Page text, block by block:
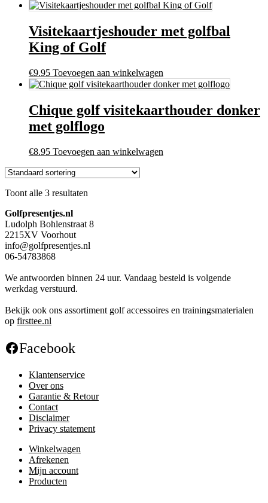
Visitekaartjeshouder met golfbal
King of Golf
€9.95 Toevoegen aan winkelwagen
Chique golf visitekaarthouder donker
met golflogo
€8.95 Toevoegen aan winkelwagen
Toont alle 3 resultaten
Golfpresentjes.nl
Ludolph Bohlenstraat 8
2215XV Voorhout
info@golfpresentjes.nl
06-54783868
We antwoorden binnen 24 uur. Vandaag besteld is volgende
werkdag verstuurd.
Bekijk ook ons assortiment golf accessoires en trainingsmaterialen
op firsttee.nl
Facebook
Klantenservice
Over ons
Garantie & Retour
Contact
Disclaimer
Privacy statement
Winkelwagen
Afrekenen
Mijn account
Producten